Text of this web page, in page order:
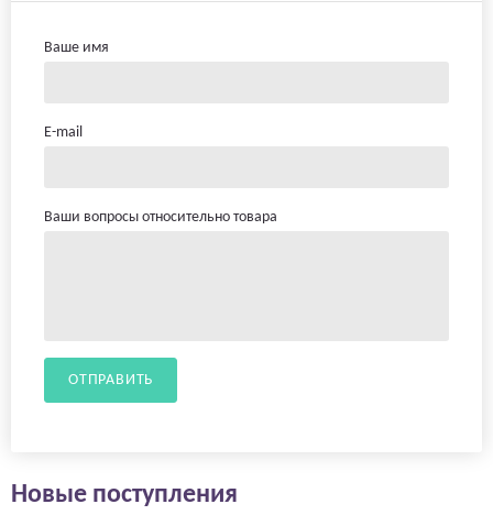
Ваше имя
E-mail
Ваши вопросы относительно товара
ОТПРАВИТЬ
Новые поступления